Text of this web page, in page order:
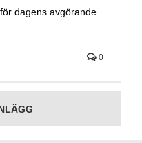
dagens avgörande
0